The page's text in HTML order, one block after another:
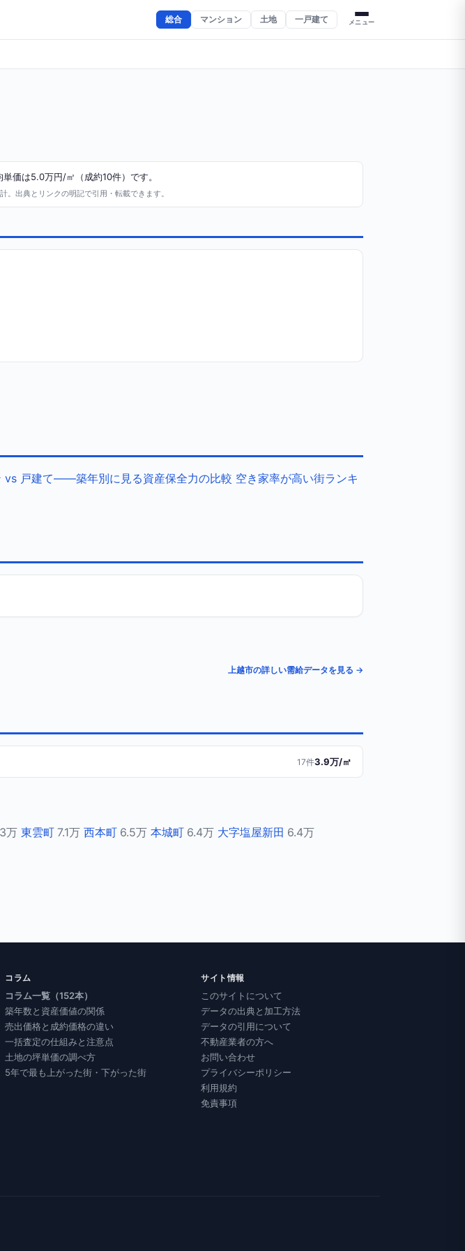
総合 マンション 土地 一戸建て メニュー
価は5.0万円/㎡（成約10件）です。
出典とリンクの明記で引用・転載できます。
vs 戸建て——築年別に見る資産保全力の比較 空き家率が高い街ランキ
上越市の詳しい需給データを見る →
17件3.9万/㎡
万 東雲町 7.1万 西本町 6.5万 本城町 6.4万 大字塩屋新田 6.4万
コラム
コラム一覧（152本）
築年数と資産価値の関係
売出価格と成約価格の違い
一括査定の仕組みと注意点
土地の坪単価の調べ方
5年で最も上がった街・下がった街
サイト情報
このサイトについて
データの出典と加工方法
データの引用について
不動産業者の方へ
お問い合わせ
プライバシーポリシー
利用規約
免責事項